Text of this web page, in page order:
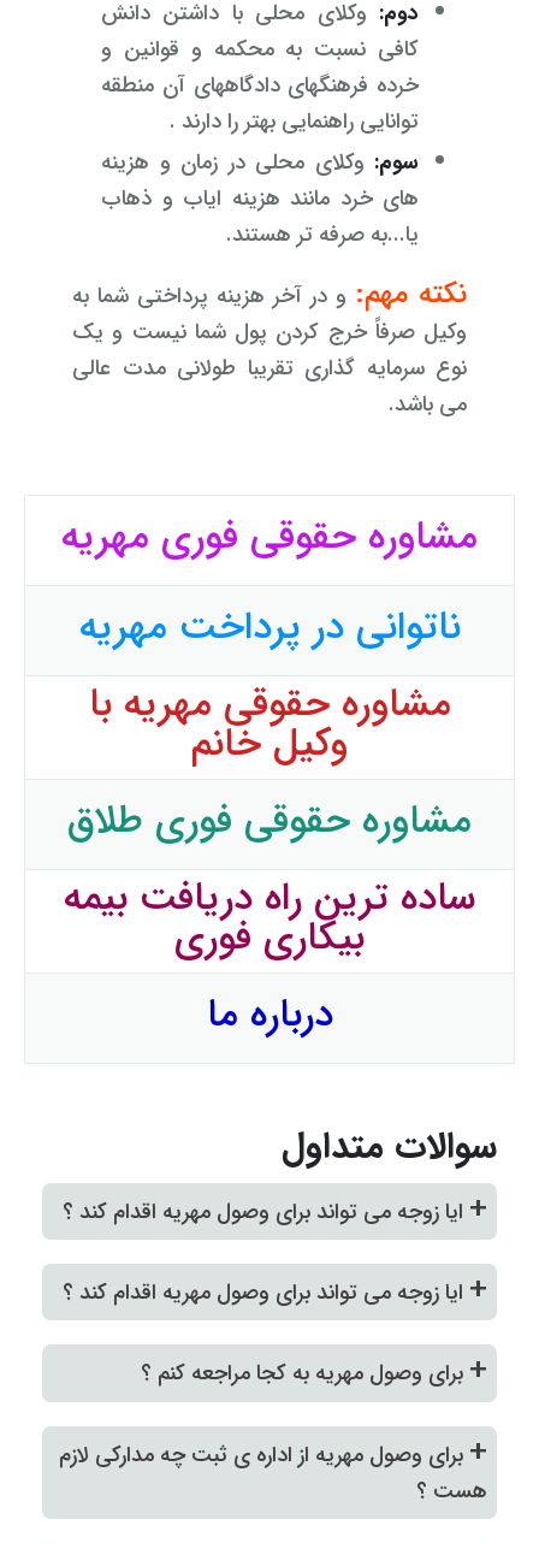
دوم: وکلای محلی با داشتن دانش
کافی نسبت به محکمه و قوانین و
خرده فرهنگهای دادگاههای آن منطقه
توانایی راهنمایی بهتر را دارند .
سوم: وکلای محلی در زمان و هزینه
های خرد مانند هزینه ایاب و ذهاب
یا...به صرفه تر هستند.
نکته مهم: و در آخر هزینه پرداختی شما به
وکیل صرفاً خرج کردن پول شما نیست و یک
نوع سرمایه گذاری تقریبا طولانی مدت عالی
می باشد.
مشاوره حقوقی فوری مهریه
ناتوانی در پرداخت مهریه
مشاوره حقوقی مهریه با
وکیل خانم
مشاوره حقوقی فوری طلاق
ساده ترین راه دریافت بیمه
بیکاری فوری
درباره ما
سوالات متداول
+ ایا زوجه می تواند برای وصول مهریه اقدام کند ؟
+ ایا زوجه می تواند برای وصول مهریه اقدام کند ؟
+ برای وصول مهریه به کجا مراجعه کنم ؟
+ برای وصول مهریه از اداره ی ثبت چه مدارکی لازم
هست ؟